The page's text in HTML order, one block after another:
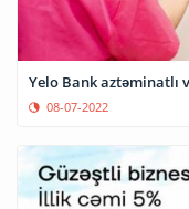
Yelo Bank aztəminatlı
08-07-2022